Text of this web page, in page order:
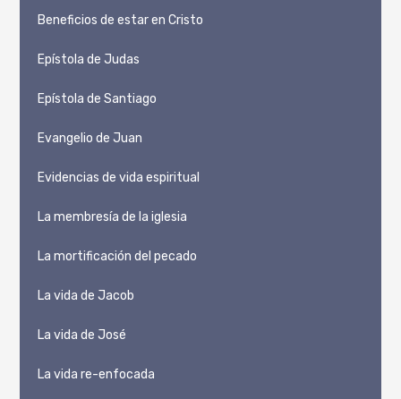
Beneficios de estar en Cristo
Epístola de Judas
Epístola de Santiago
Evangelio de Juan
Evidencias de vida espiritual
La membresía de la iglesia
La mortificación del pecado
La vida de Jacob
La vida de José
La vida re-enfocada